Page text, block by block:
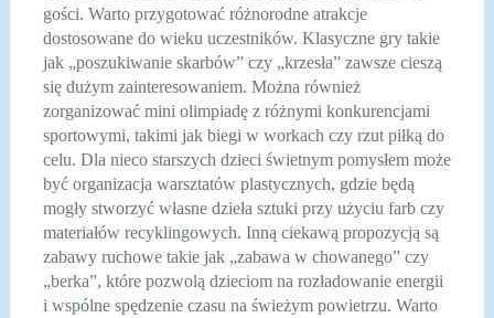
gości. Warto przygotować różnorodne atrakcje
dostosowane do wieku uczestników. Klasyczne gry takie
jak „poszukiwanie skarbów” czy „krzesła” zawsze cieszą
się dużym zainteresowaniem. Można również
zorganizować mini olimpiadę z różnymi konkurencjami
sportowymi, takimi jak biegi w workach czy rzut piłką do
celu. Dla nieco starszych dzieci świetnym pomysłem może
być organizacja warsztatów plastycznych, gdzie będą
mogły stworzyć własne dzieła sztuki przy użyciu farb czy
materiałów recyklingowych. Inną ciekawą propozycją są
zabawy ruchowe takie jak „zabawa w chowanego” czy
„berka”, które pozwolą dzieciom na rozładowanie energii
i wspólne spędzenie czasu na świeżym powietrzu. Warto